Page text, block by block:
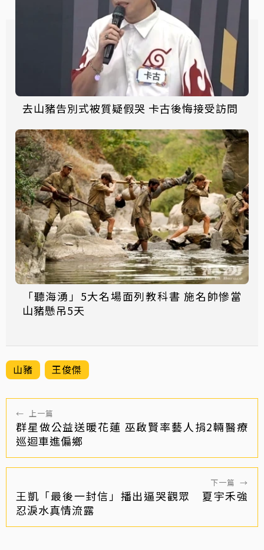
去山豬告別式被質疑假哭 卡古後悔接受訪問
「聽海湧」5大名場面列教科書 施名帥慘當
山豬懸吊5天
山豬 王俊傑
← 上一篇
群星做公益送暖花蓮 巫啟賢率藝人捐2輛醫療
巡迴車進偏鄉
下一篇 →
王凱「最後一封信」播出逼哭觀眾 夏宇禾強
忍淚水真情流露